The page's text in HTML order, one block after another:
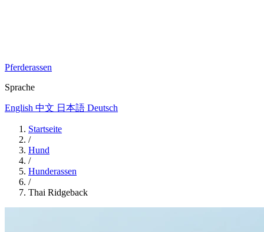
Pferderassen
Sprache
English 中文 日本語 Deutsch
Startseite
/
Hund
/
Hunderassen
/
Thai Ridgeback